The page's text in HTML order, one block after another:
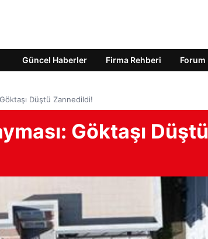
Güncel Haberler Firma Rehberi Forum
Düştü Zannedildi!
Göktaşı Düştü